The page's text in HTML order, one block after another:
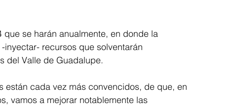
se harán anualmente, en donde la
recursos que solventarán
del Valle de Guadalupe.
están cada vez más convencidos, de que, en
vamos a mejorar notablemente las